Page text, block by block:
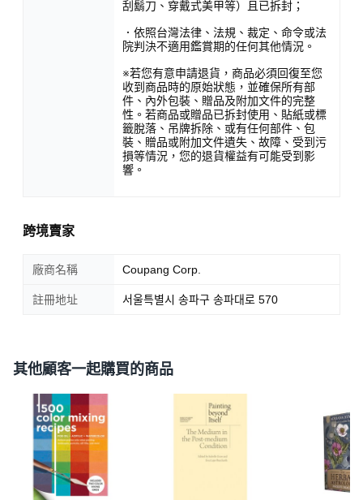
刮鬍刀、穿戴式美甲等）且已拆封；
．依照台灣法律、法規、裁定、命令或法
院判決不適用鑑賞期的任何其他情況。
※若您有意申請退貨，商品必須回復至您
收到商品時的原始狀態，並確保所有部
件、內外包裝、贈品及附加文件的完整
性。若商品或贈品已拆封使用、貼紙或標
籤脫落、吊牌拆除、或有任何部件、包
裝、贈品或附加文件遺失、故障、受到污
損等情況，您的退貨權益有可能受到影
響。
跨境賣家
廠商名稱 Coupang Corp.
註冊地址 서울특별시 송파구 송파대로 570
其他顧客一起購買的商品